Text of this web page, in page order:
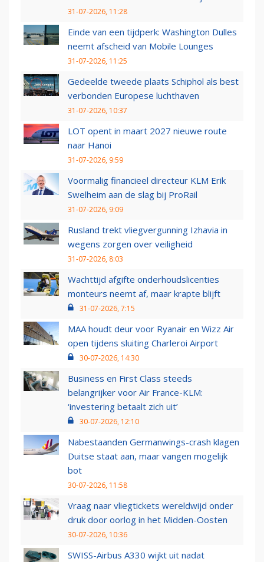
31-07-2026, 11:28
Einde van een tijdperk: Washington Dulles
neemt afscheid van Mobile Lounges
31-07-2026, 11:25
Gedeelde tweede plaats Schiphol als best
verbonden Europese luchthaven
31-07-2026, 10:37
LOT opent in maart 2027 nieuwe route
naar Hanoi
31-07-2026, 9:59
Voormalig financieel directeur KLM Erik
Swelheim aan de slag bij ProRail
31-07-2026, 9:09
Rusland trekt vliegvergunning Izhavia in
wegens zorgen over veiligheid
31-07-2026, 8:03
Wachttijd afgifte onderhoudslicenties
monteurs neemt af, maar krapte blijft
31-07-2026, 7:15
MAA houdt deur voor Ryanair en Wizz Air
open tijdens sluiting Charleroi Airport
30-07-2026, 14:30
Business en First Class steeds
belangrijker voor Air France-KLM:
‘investering betaalt zich uit’
30-07-2026, 12:10
Nabestaanden Germanwings-crash klagen
Duitse staat aan, maar vangen mogelijk
bot
30-07-2026, 11:58
Vraag naar vliegtickets wereldwijd onder
druk door oorlog in het Midden-Oosten
30-07-2026, 10:36
SWISS-Airbus A330 wijkt uit nadat